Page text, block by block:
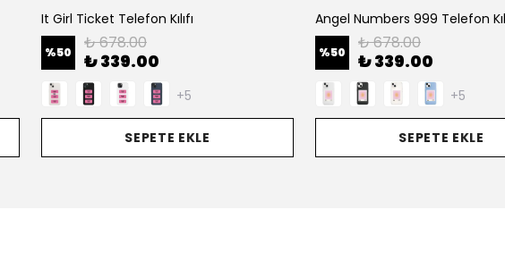
It Girl Ticket Telefon Kılıfı
%50 ₺ 678.00
₺ 339.00
+5
SEPETE EKLE
Angel Numbers 999 Telefon
%50 ₺ 678.00
₺ 339.00
+5
SEPETE EKLE